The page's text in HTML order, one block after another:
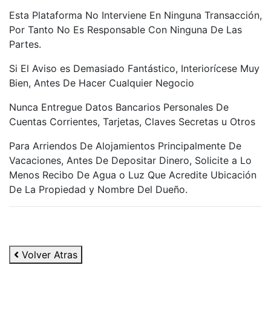
Esta Plataforma No Interviene En Ninguna Transacción,
Por Tanto No Es Responsable Con Ninguna De Las
Partes.
Si El Aviso es Demasiado Fantástico, Interiorícese Muy
Bien, Antes De Hacer Cualquier Negocio
Nunca Entregue Datos Bancarios Personales De
Cuentas Corrientes, Tarjetas, Claves Secretas u Otros
Para Arriendos De Alojamientos Principalmente De
Vacaciones, Antes De Depositar Dinero, Solicite a Lo
Menos Recibo De Agua o Luz Que Acredite Ubicación
De La Propiedad y Nombre Del Dueño.
Volver Atras